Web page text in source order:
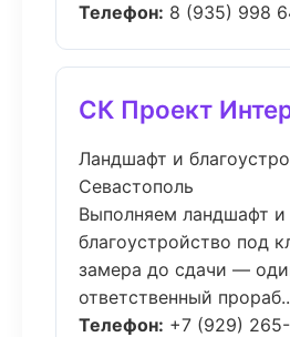
Телефон: 8 (935) 998
СК Проект
Ландшафт и
Севастополь
Выполняем ландшафт и
благоустройство под
замера до сдачи —
ответственный
Телефон: +7 (929)